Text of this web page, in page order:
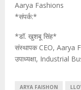
Aarya Fashions
*संपर्क:*
*डॉ. खुशबू सिंह*
संस्थापक CEO, Aarya
उपाध्यक्षा, Industrial
ARYA FAISHON